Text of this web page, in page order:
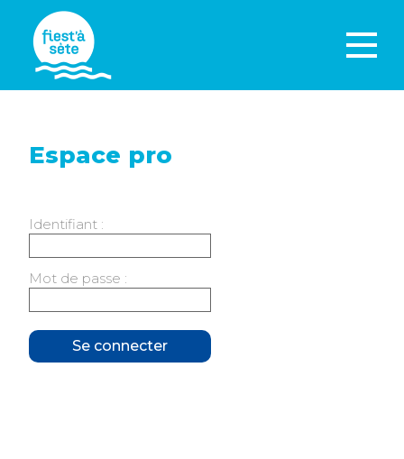
Espace pro
Identifiant :
Mot de passe :